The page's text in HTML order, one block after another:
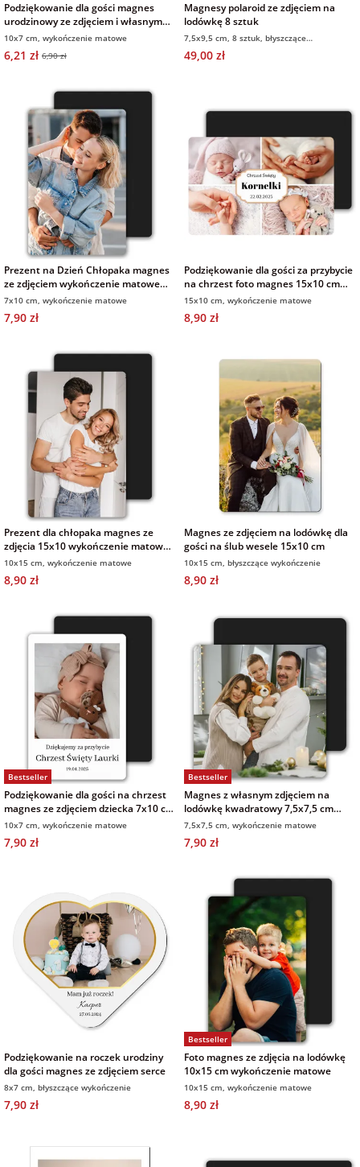
Podziękowanie dla gości magnes
urodzinowy ze zdjęciem i własnym
tekstem 7x10 cm wykończenie
matowe
10x7 cm, wykończenie matowe
6,21 zł 6,90 zł
Magnesy polaroid ze zdjęciem na
lodówkę 8 sztuk
7,5x9,5 cm, 8 sztuk, błyszczące
wykończenie
49,00 zł
Prezent na Dzień Chłopaka magnes
ze zdjęciem wykończenie matowe
7x10 cm
7x10 cm, wykończenie matowe
7,90 zł
Podziękowanie dla gości za przybycie
na chrzest foto magnes 15x10 cm
wykończenie matowe
15x10 cm, wykończenie matowe
8,90 zł
Prezent dla chłopaka magnes ze
zdjęcia 15x10 wykończenie matowe
10x15 cm
10x15 cm, wykończenie matowe
8,90 zł
Magnes ze zdjęciem na lodówkę dla
gości na ślub wesele 15x10 cm
10x15 cm, błyszczące wykończenie
8,90 zł
Bestseller
Podziękowanie dla gości na chrzest
magnes ze zdjęciem dziecka 7x10 cm
wykończenie matowe
10x7 cm, wykończenie matowe
7,90 zł
Bestseller
Magnes z własnym zdjęciem na
lodówkę kwadratowy 7,5x7,5 cm
wykończenie matowe
7,5x7,5 cm, wykończenie matowe
7,90 zł
Podziękowanie na roczek urodziny
dla gości magnes ze zdjęciem serce
8x7 cm, błyszczące wykończenie
7,90 zł
Bestseller
Foto magnes ze zdjęcia na lodówkę
10x15 cm wykończenie matowe
10x15 cm, wykończenie matowe
8,90 zł